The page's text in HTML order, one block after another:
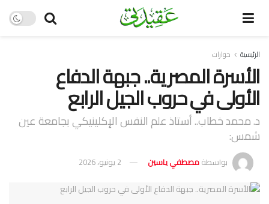
الرئيسية حوارات
الأسرة المصرية.. جبهة الدفاع
الأولى في حروب الجيل الرابع
د. محمد خطاب.. أستاذ علم النفس الإكلينيكي بجامعة عين
شمس:
بواسطةمصطفي ياسين 2 يونيو، 2026